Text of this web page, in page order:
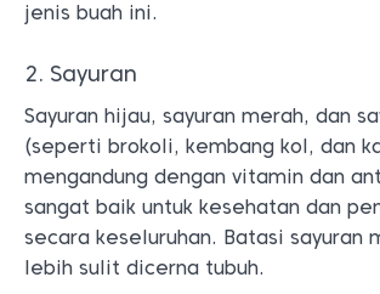
jenis buah ini.
2. Sayuran
Sayuran hijau, sayuran merah, dan
(seperti brokoli, kembang kol, dan
mengandung dengan vitamin dan
sangat baik untuk kesehatan dan
secara keseluruhan. Batasi sayuran
lebih sulit dicerna tubuh.